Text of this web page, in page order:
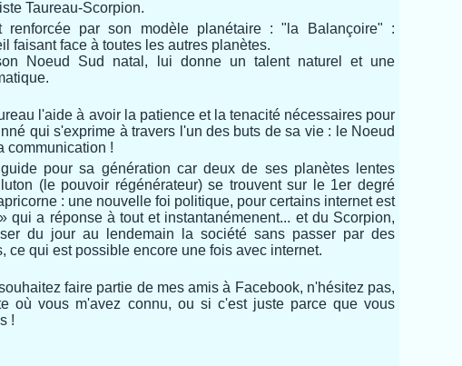
Taureau-Scorpion.
renforcée par son modèle planétaire : "la Balançoire" :
faisant face à toutes les autres planètes.
Noeud Sud natal, lui donne un talent naturel et une
l'aide à avoir la patience et la tenacité nécessaires pour
qui s'exprime à travers l'un des buts de sa vie : le Noeud
communication !
pour sa génération car deux de ses planètes lentes
(le pouvoir régénérateur) se trouvent sur le 1er degré
: une nouvelle foi politique, pour certains internet est
qui a réponse à tout et instantanémenent... et du Scorpion,
du jour au lendemain la société sans passer par des
ce qui est possible encore une fois avec internet.
faire partie de mes amis à Facebook, n'hésitez pas,
où vous m'avez connu, ou si c'est juste parce que vous
!